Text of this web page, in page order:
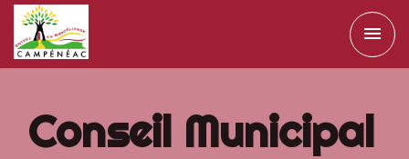
menu
Conseil Municipal